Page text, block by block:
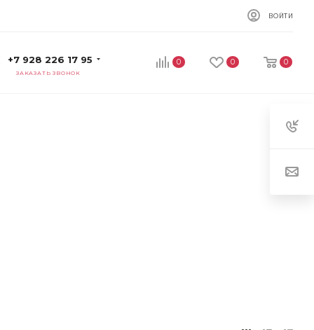
ВОЙТИ
0 0 0
+7 928 226 17 95
ЗАКАЗАТЬ ЗВОНОК